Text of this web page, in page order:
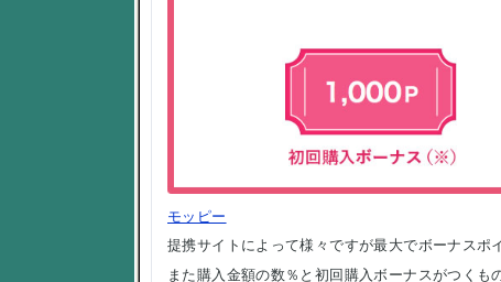
モッピー
提携サイトによって様々ですが最大でボーナスポ
また購入金額の数％と初回購入ボーナスがつくも